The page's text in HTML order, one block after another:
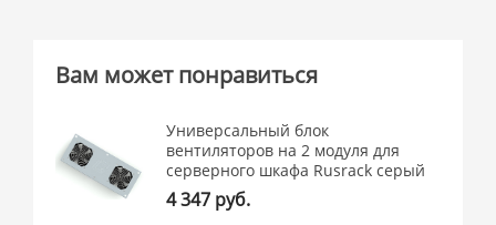
Вам может понравиться
Универсальный блок
вентиляторов на 2 модуля для
серверного шкафа Rusrack серый
4 347 руб.